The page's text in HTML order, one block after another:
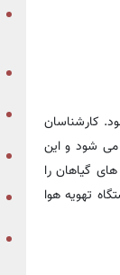
کارشناسان
می شود و این
گیاهان را
تهویه هوا